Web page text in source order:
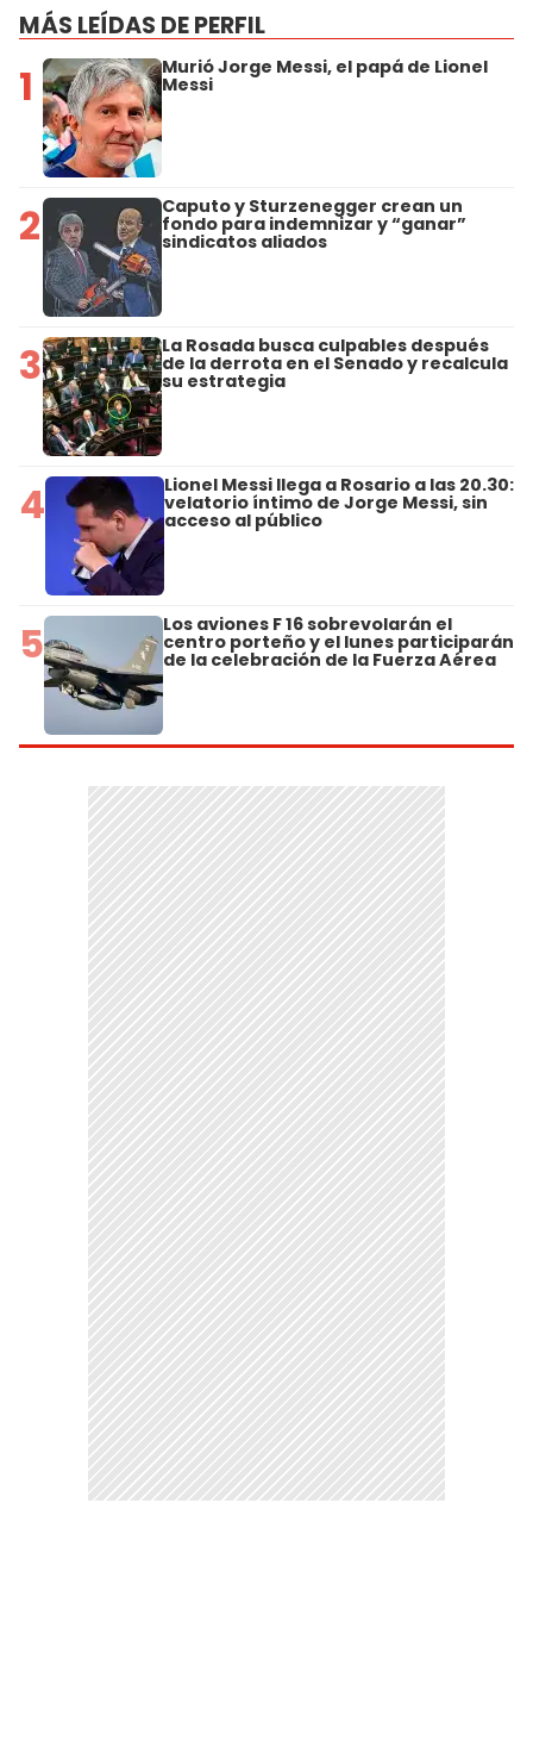
MÁS LEÍDAS DE PERFIL
1 Murió Jorge Messi, el papá de Lionel
Messi
2 Caputo y Sturzenegger crean un
fondo para indemnizar y “ganar”
sindicatos aliados
3 La Rosada busca culpables después
de la derrota en el Senado y recalcula
su estrategia
4 Lionel Messi llega a Rosario a las 20.30:
velatorio íntimo de Jorge Messi, sin
acceso al público
5 Los aviones F 16 sobrevolarán el
centro porteño y el lunes participarán
de la celebración de la Fuerza Aérea